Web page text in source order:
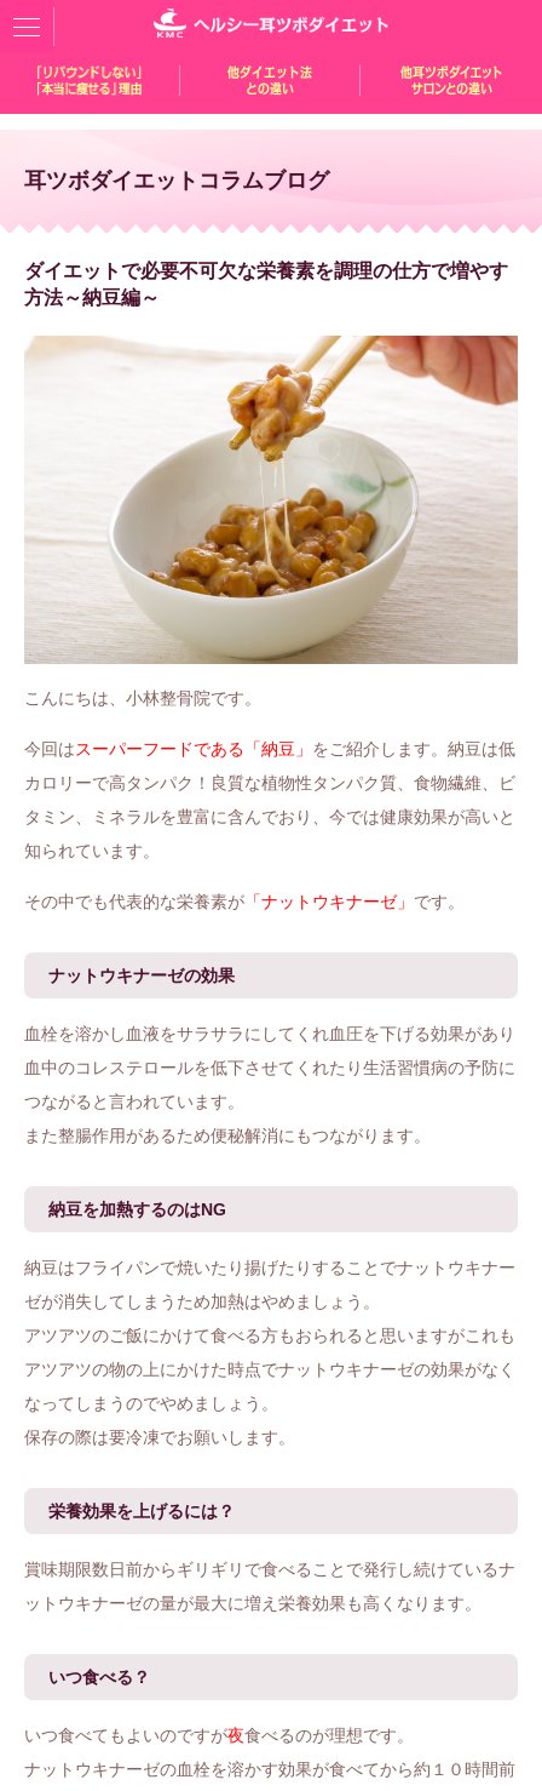
耳ツボダイエットコラムブログ
ダイエットで必要不可欠な栄養素を調理の仕方で増やす
方法～納豆編～
こんにちは、小林整骨院です。
今回はスーパーフードである「納豆」 をご紹介します。納豆は低
カロリーで高タンパク！良質な植物性タンパク質、食物繊維、ビ
タミン、ミネラルを豊富に含んでおり、今では健康効果が高いと
知られています。
その中でも代表的な栄養素が 「ナットウキナーゼ」 です。
ナットウキナーゼの効果
血栓を溶かし血液をサラサラにしてくれ血圧を下げる効果があり
血中のコレステロールを低下させてくれたり生活習慣病の予防に
つながると言われています。
また整腸作用があるため便秘解消にもつながります。
納豆を加熱するのはNG
納豆はフライパンで焼いたり揚げたりすることでナットウキナー
ゼが消失してしまうため加熱はやめましょう。
アツアツのご飯にかけて食べる方もおられると思いますがこれも
アツアツの物の上にかけた時点でナットウキナーゼの効果がなく
なってしまうのでやめましょう。
保存の際は要冷凍でお願いします。
栄養効果を上げるには？
賞味期限数日前からギリギリで食べることで発行し続けているナ
ットウキナーゼの量が最大に増え栄養効果も高くなります。
いつ食べる？
いつ食べてもよいのですが夜食べるのが理想です。
ナットウキナーゼの血栓を溶かす効果が食べてから約１０時間前